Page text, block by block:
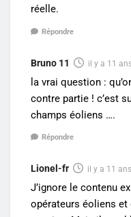
réelle.
Répondre
Bruno 11 il y a 11
la vrai question :
contre partie ! c’est
champs éoliens ….
Répondre
Lionel-fr il y a 11 ans
J’ignore le contenu
opérateurs éoliens